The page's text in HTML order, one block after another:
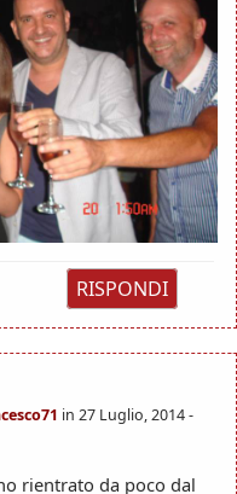
RISPONDI
in 27 Luglio, 2014 -
rientrato da poco dal